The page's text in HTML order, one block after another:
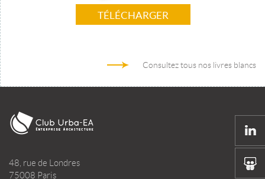
TÉLÉCHARGER
Consultez tous nos livres blancs
48, rue de Londres
75008 Paris